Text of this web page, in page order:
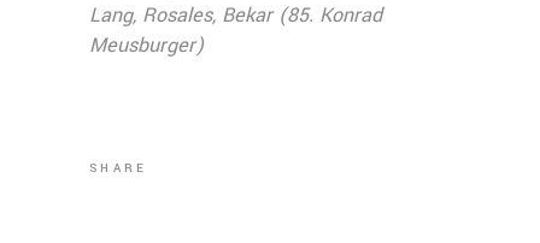
Lang, Rosales, Bekar (85. Konrad
Meusburger)
SHARE